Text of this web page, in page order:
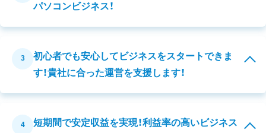
パソコンビジネス！
3
初心者でも安心してビジネスをスタートできま
す！貴社に合った運営を支援します！
4
短期間で安定収益を実現！利益率の高いビジネス